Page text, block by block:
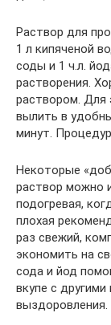
Раствор для
1 л кипяченой
соды и 1 ч.л.
растворения.
раствором. Для
вылить в
минут.
Некоторые
раствор можно
подогревая,
плохая
раз свежий,
экономить на
сода и йод
вкупе с
выздоровления.